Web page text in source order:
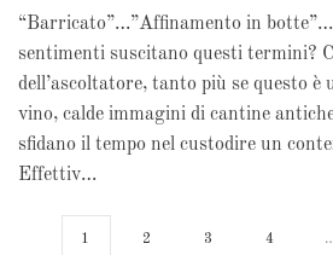
“Barricato”…”Affinamento in
sentimenti suscitano questi termini?
dell’ascoltatore, tanto più se questo è
vino, calde immagini di cantine
sfidano il tempo nel custodire un
Effettiv…
1 2 3 4